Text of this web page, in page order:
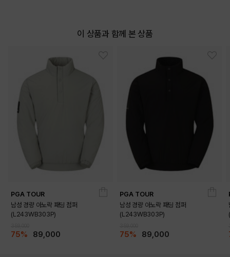
DETAILS
이 상품과 함께 본 상품
PGA TOUR
남성 경량 아노락 패딩 점퍼
(L243WB303P)
75% 89,000
PGA TOUR
남성 경량 아노락 패딩 점퍼
(L243WB303P)
75% 89,000